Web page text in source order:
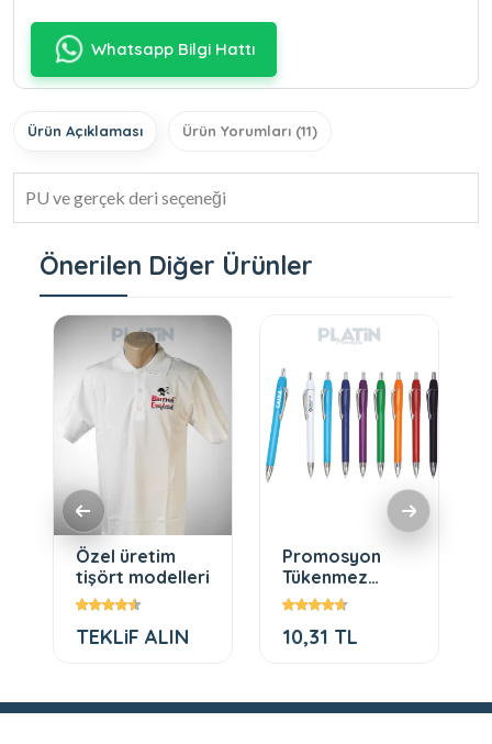
Whatsapp Bilgi Hattı
Ürün Açıklaması Ürün Yorumları (11)
PU ve gerçek deri seçeneği
Önerilen Diğer Ürünler
Özel üretim
tişört modelleri
TEKLiF ALIN
Promosyon
Tükenmez
Kalem 21
10,31 TL